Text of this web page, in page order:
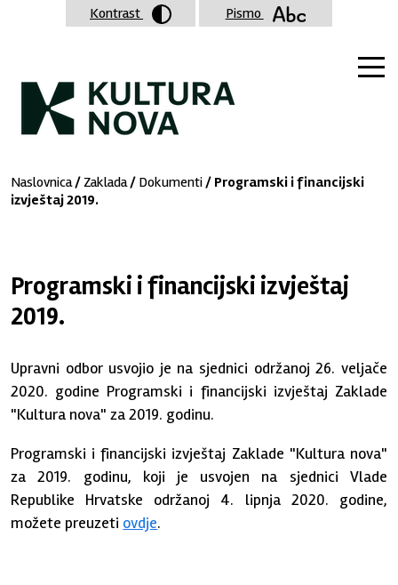
Naslovnica/Zaklada/ Dokumenti/ Programski i financijski
izvještaj 2019.
Programski i financijski izvještaj
2019.
Upravni odbor usvojio je na sjednici održanoj 26. veljače
2020. godine Programski i financijski izvještaj Zaklade
"Kultura nova" za 2019. godinu.
Programski i financijski izvještaj Zaklade "Kultura nova"
za 2019. godinu, koji je usvojen na sjednici Vlade
Republike Hrvatske održanoj 4. lipnja 2020. godine,
možete preuzeti ovdje.
Kontrast Pismo